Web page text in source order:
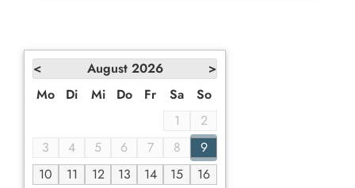
< >
August 2026
Mo
Di Mi Do Fr Sa
So
1
2
3
4 5 6 7 8
9
10
11 12 13 14 15
16